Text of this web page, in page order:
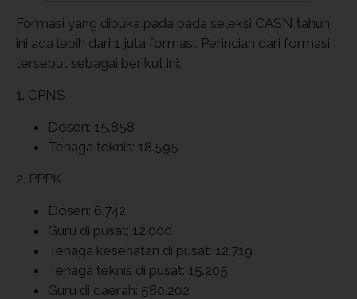
Formasi yang dibuka pada pada seleksi CASN tahun
ini ada lebih dari 1 juta formasi. Perincian dari formasi
tersebut sebagai berikut ini:
1. CPNS
Dosen: 15.858
Tenaga teknis: 18.595
2. PPPK
Dosen: 6.742
Guru di pusat: 12.000
Tenaga kesehatan di pusat: 12.719
Tenaga teknis di pusat: 15.205
Guru di daerah: 580.202